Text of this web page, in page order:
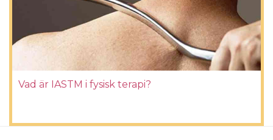
Vad är IASTM i fysisk terapi?